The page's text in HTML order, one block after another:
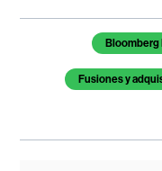
Temas de esteBloomberg
Fusiones y